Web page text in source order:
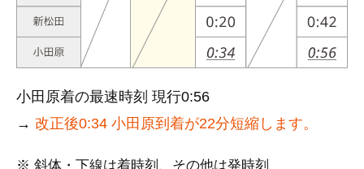
小田原着の最速時刻 現行0:56
→ 改正後0:34 小田原到着が22分短縮します。
※ 斜体・下線は着時刻、その他は発時刻